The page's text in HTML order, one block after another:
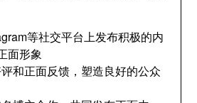
等社交平台上发布积极的内
面形象
和正面反馈，塑造良好的公众